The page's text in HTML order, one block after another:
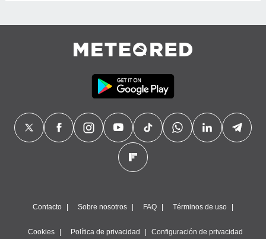
Contacto Sobre nosotros FAQ Términos de uso
Cookies Política de privacidad Configuración de privacidad